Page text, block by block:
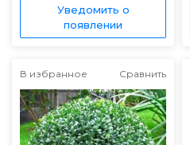
Уведомить о
появлении
В избранное Сравнить